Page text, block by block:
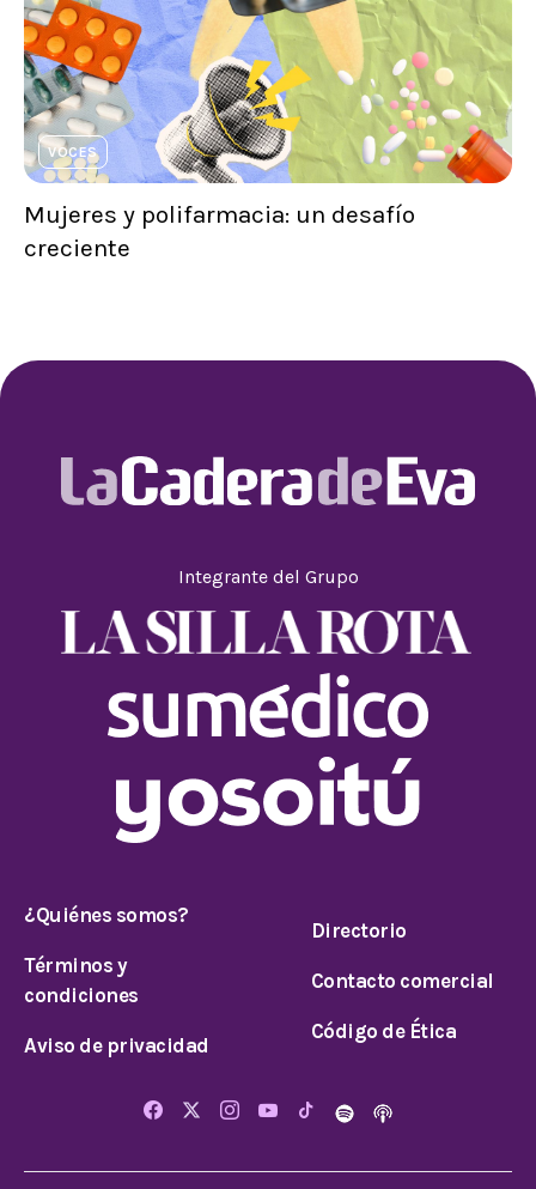
VOCES
Mujeres y polifarmacia: un desafío
creciente
Integrante del Grupo
¿Quiénes somos?
Términos y
condiciones
Aviso de privacidad
Directorio
Contacto comercial
Código de Ética